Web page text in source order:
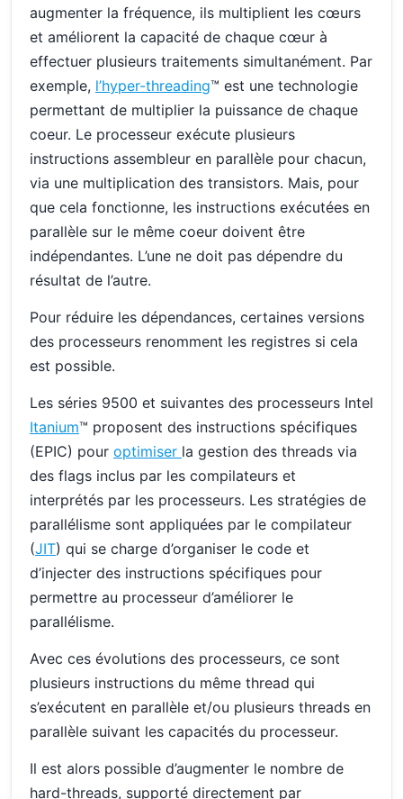
augmenter la fréquence, ils multiplient les cœurs
et améliorent la capacité de chaque cœur à
effectuer plusieurs traitements simultanément. Par
exemple, l’hyper-threading™ est une technologie
permettant de multiplier la puissance de chaque
coeur. Le processeur exécute plusieurs
instructions assembleur en parallèle pour chacun,
via une multiplication des transistors. Mais, pour
que cela fonctionne, les instructions exécutées en
parallèle sur le même coeur doivent être
indépendantes. L’une ne doit pas dépendre du
résultat de l’autre.
Pour réduire les dépendances, certaines versions
des processeurs renomment les registres si cela
est possible.
Les séries 9500 et suivantes des processeurs Intel
Itanium™ proposent des instructions spécifiques
(EPIC) pour optimiser la gestion des threads via
des flags inclus par les compilateurs et
interprétés par les processeurs. Les stratégies de
parallélisme sont appliquées par le compilateur
(JIT) qui se charge d’organiser le code et
d’injecter des instructions spécifiques pour
permettre au processeur d’améliorer le
parallélisme.
Avec ces évolutions des processeurs, ce sont
plusieurs instructions du même thread qui
s’exécutent en parallèle et/ou plusieurs threads en
parallèle suivant les capacités du processeur.
Il est alors possible d’augmenter le nombre de
hard-threads, supporté directement par